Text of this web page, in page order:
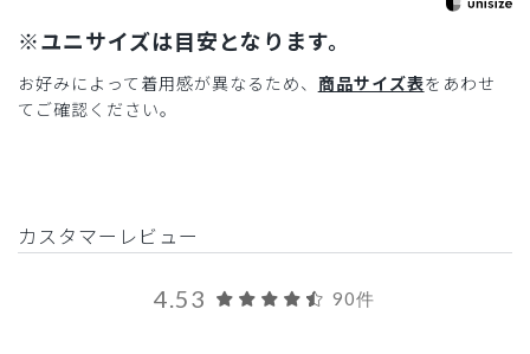
※ユニサイズは目安となります。
お好みによって着用感が異なるため、 商品サイズ表をあわせ
てご確認ください。
カスタマーレビュー
4.53 90件